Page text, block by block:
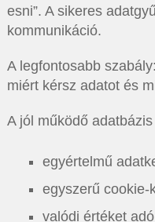
esni”. A sikeres
kommunikáció.
A legfontosabb
miért kérsz adatot és
A jól működő
egyértelmű
egyszerű cookie-
valódi értéket